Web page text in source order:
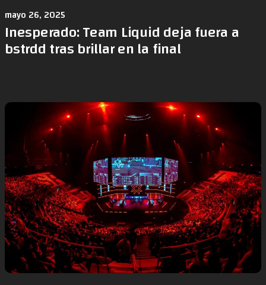
mayo 26, 2025
Inesperado: Team Liquid deja fuera a
bstrdd tras brillar en la final